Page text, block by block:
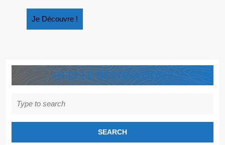
Je Découvre !
Découvre
QUELLE DESTINATION ?
for: